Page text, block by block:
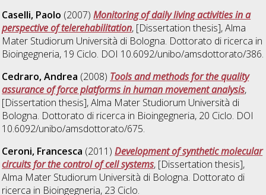
Caselli, Paolo (2007)Monitoring of daily living activities in a
perspective of telerehabilitation, [Dissertation thesis], Alma
Mater Studiorum Università di Bologna. Dottorato di ricerca in
Bioingegneria, 19 Ciclo. DOI 10.6092/unibo/amsdottorato/386.
Cedraro, Andrea (2008) Tools and methods for the quality
assurance of force platforms in human movement analysis,
[Dissertation thesis], Alma Mater Studiorum Università di
Bologna. Dottorato di ricerca in Bioingegneria, 20 Ciclo. DOI
10.6092/unibo/amsdottorato/675.
Ceroni, Francesca (2011)Development of synthetic molecular
circuits for the control of cell systems, [Dissertation thesis],
Alma Mater Studiorum Università di Bologna. Dottorato di
ricerca in Bioingegneria, 23 Ciclo.